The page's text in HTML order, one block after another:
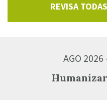
REVISA
AGO 2026